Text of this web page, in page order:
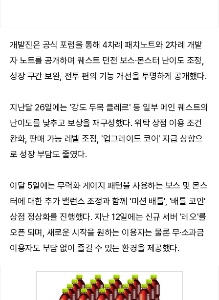
개발진은 공식 포럼을 통해 4차례 패치노트와 2차례 개발
자 노트를 공개하며 퀘스트 던전 보스·몬스터 난이도 조정,
성장 구간 보완, 전투 편의 기능 개선을 투명하게 공개했다.
지난달 26일에는 '강도 두목 클레르' 등 일부 메인 퀘스트의
난이도를 낮추고 보상을 재구성했다. 위탁 상점 이용 조건
완화, 판매 가능 레벨 조정, '업그레이드 코어' 지급 상향으
로 성장 부담도 줄였다.
이달 5일에는 무력화 게이지 패턴을 사용하는 보스 및 몬스
터에 대한 추가 밸런스 조정과 함께 '미션 배틀', '배틀 코인'
상점 정상화를 진행했다. 지난 12일에는 신규 서버 '레오'를
오픈 되며, 새로운 시작을 원하는 이용자는 물론 무·소과금
이용자도 부담 없이 즐길 수 있는 환경을 제공했다.